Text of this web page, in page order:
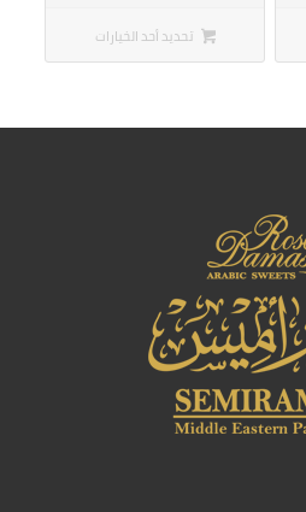
تحديد أحد الخيارات